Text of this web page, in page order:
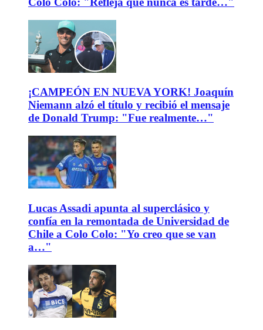
¡CAMPEÓN EN NUEVA YORK! Joaquín
Niemann alzó el título y recibió el mensaje
de Donald Trump: "Fue realmente…"
Lucas Assadi apunta al superclásico y
confía en la remontada de Universidad de
Chile a Colo Colo: "Yo creo que se van
a…"